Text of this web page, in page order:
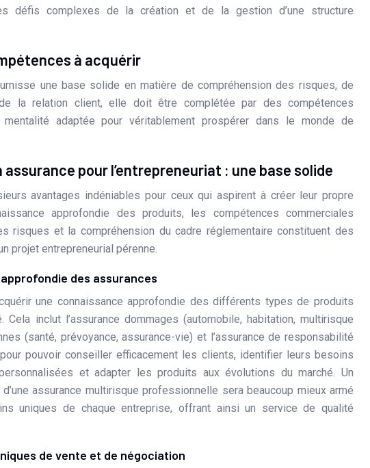
défis complexes de la création et de la gestion d’une structure
à acquérir
une base solide en matière de compréhension des risques, de
la relation client, elle doit être complétée par des compétences
adaptée pour véritablement prospérer dans le monde de
pour l’entrepreneuriat : une base solide
avantages indéniables pour ceux qui aspirent à créer leur propre
approfondie des produits, les compétences commerciales
risques et la compréhension du cadre réglementaire constituent des
projet entrepreneurial pérenne.
des assurances
une connaissance approfondie des différents types de produits
Cela inclut l’assurance dommages (automobile, habitation, multirisque
(santé, prévoyance, assurance-vie) et l’assurance de responsabilité
pouvoir conseiller efficacement les clients, identifier leurs besoins
et adapter les produits aux évolutions du marché. Un
assurance multirisque professionnelle sera beaucoup mieux armé
uniques de chaque entreprise, offrant ainsi un service de qualité
de vente et de négociation